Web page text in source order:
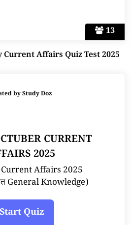
13
Current Affairs Quiz Test 2025
byStudy Doz
CURRENT
2025
Affairs 2025
General Knowledge)